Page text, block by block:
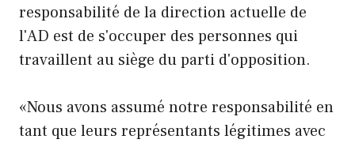
responsabilité de la direction actuelle de
l'AD est de s'occuper des personnes qui
travaillent au siège du parti d'opposition.
«Nous avons assumé notre responsabilité en
tant que leurs représentants légitimes avec